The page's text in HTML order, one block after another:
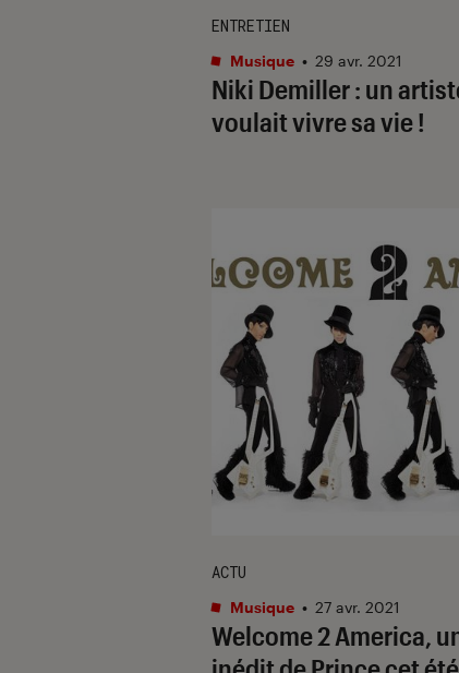
Niki Demiller : un
voulait vivre sa vie !
ENTRETIEN
Musique • 29 avr. 2021
Welcome 2 America,
ACTU
Musique • 27 avr. 2021